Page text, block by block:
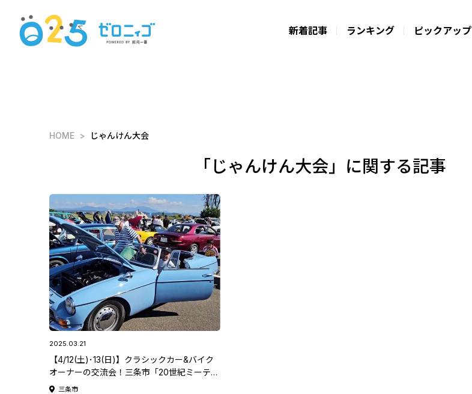
新着記事 ランキング ピックアップ
HOME じゃんけん大会
「じゃんけん大会」に関する記事
2025.03.21
【4/12(土)･13(日)】クラシックカー&バイク
オーナーの交流会！三条市「20世紀ミーティ
ング 2025 春季 in ミズベリング三条」/「オ
三条市